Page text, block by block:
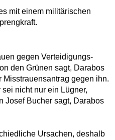
mit einem militärischen
gegen Verteidigungs-
den Grünen sagt, Darabos
gegen ihn.
nicht nur ein Lügner,
Josef Bucher sagt, Darabos
Ursachen, deshalb